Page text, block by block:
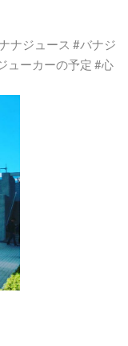
ナジュース #バナジ
ューカーの予定 #心